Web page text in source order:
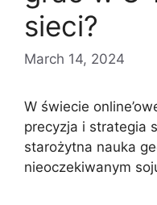
sieci?
March 14, 2024
W świecie
precyzja i strategia
starożytna nauka
nieoczekiwanym